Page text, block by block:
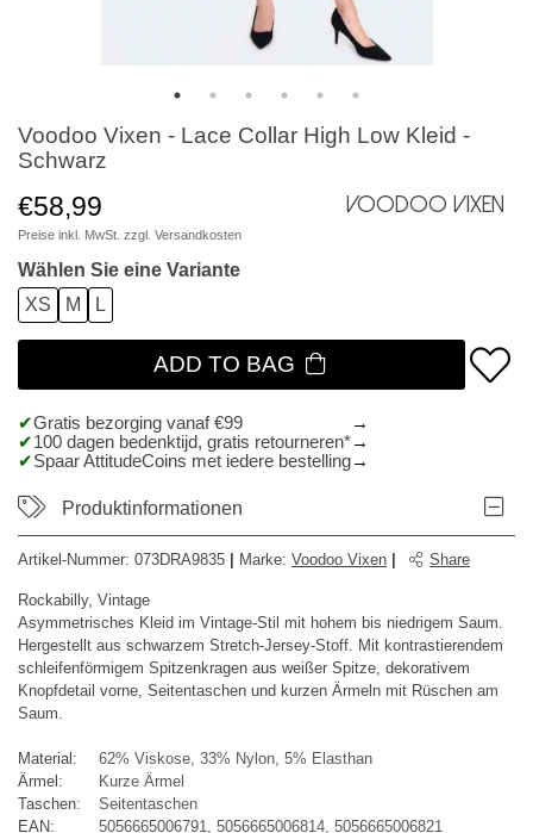
Voodoo Vixen - Lace Collar High Low Kleid -
Schwarz
€58,99
Preise inkl. MwSt. zzgl. Versandkosten
Voodoo Vixen
Wählen Sie eine Variante
XS
M L
ADD TO BAG
Gratis bezorging vanaf €99
100 dagen bedenktijd, gratis retourneren*
Spaar AttitudeCoins met iedere bestelling
Produktinformationen
Artikel-Nummer: 073DRA9835 Marke: Voodoo Vixen Share
Rockabilly, Vintage
Asymmetrisches Kleid im Vintage-Stil mit hohem bis niedrigem Saum.
Hergestellt aus schwarzem Stretch-Jersey-Stoff. Mit kontrastierendem
schleifenförmigem Spitzenkragen aus weißer Spitze, dekorativem
Knopfdetail vorne, Seitentaschen und kurzen Ärmeln mit Rüschen am
Saum.
Material:
62% Viskose, 33% Nylon, 5% Elasthan
Ärmel:
Kurze Ärmel
Taschen:
Seitentaschen
EAN:
5056665006791, 5056665006814, 5056665006821